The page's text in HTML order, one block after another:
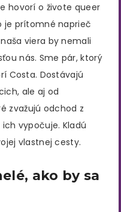
hovorí o živote queer
je prítomné naprieč
viera by nemali
nás. Sme pár, ktorý
Costa. Dostávajú
ale aj od
zvažujú odchod z
vypočuje. Kladú
vlastnej cesty.
ako by sa